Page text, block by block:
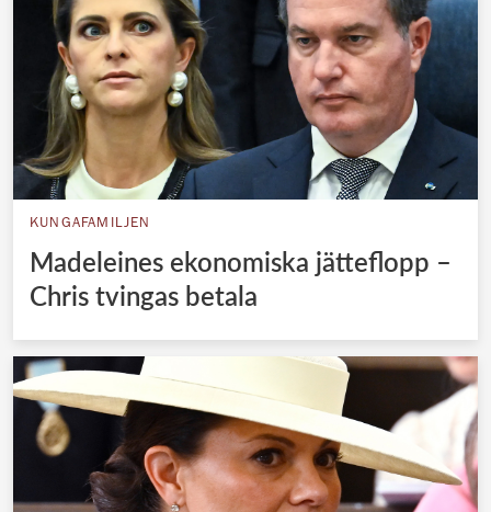
KUNGAFAMILJEN
Madeleines ekonomiska jätteflopp –
Chris tvingas betala